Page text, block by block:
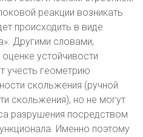
реакции возникать
происходить в виде
Другими словами,
устойчивости
учесть геометрию
скольжения (ручной
скольжения), но не могут
разрушения посредством
Именно поэтому